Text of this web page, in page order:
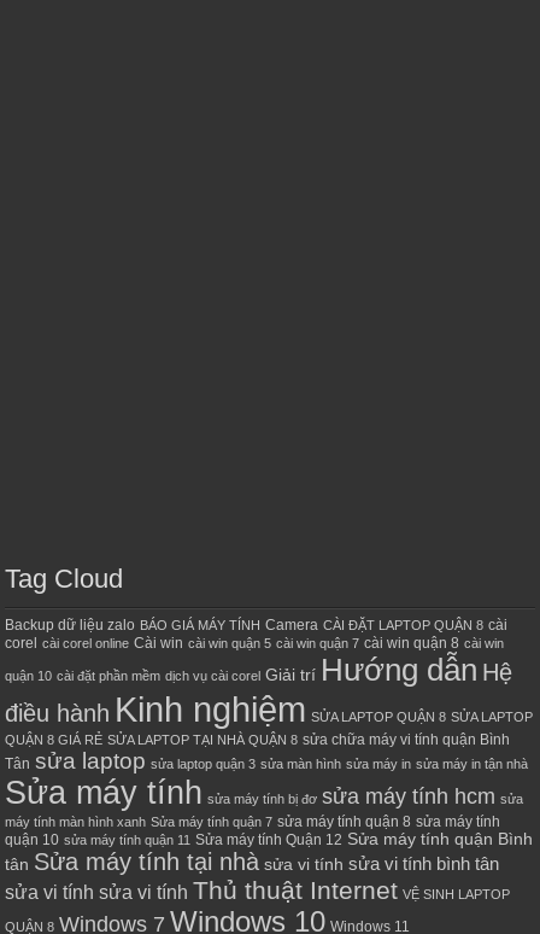
Tag Cloud
Backup dữ liệu zalo BÁO GIÁ MÁY TÍNH Camera CÀI ĐẶT LAPTOP QUẬN 8 cài
corel
cài corel online Cài win cài win quận 5 cài win quận 7 cài win quận 8 cài win
quận 10 cài đặt phần mềm dịch vụ cài corel Giải trí Hướng dẫn Hệ
điều hành Kinh nghiệm SỬA LAPTOP QUẬN 8 SỬA LAPTOP
QUẬN 8 GIÁ RẺ SỬA LAPTOP TẠI NHÀ QUẬN 8 sửa chữa máy vi tính quận Bình
Tân sửa laptop sửa laptop quận 3 sửa màn hình sửa máy in sửa máy in tận nhà
Sửa máy tính sửa máy tính bị đơ sửa máy tính hcm sửa
máy tính màn hình xanh Sửa máy tính quận 7 sửa máy tính quận 8 sửa máy tính
quận 10 sửa máy tính quận 11 Sửa máy tính Quận 12 Sửa máy tính quận Bình
tân Sửa máy tính tại nhà sửa vi tính sửa vi tính bình tân
sửa vi tính sửa vi tính Thủ thuật Internet VỆ SINH LAPTOP
QUẬN 8 Windows 7 Windows 10 Windows 11